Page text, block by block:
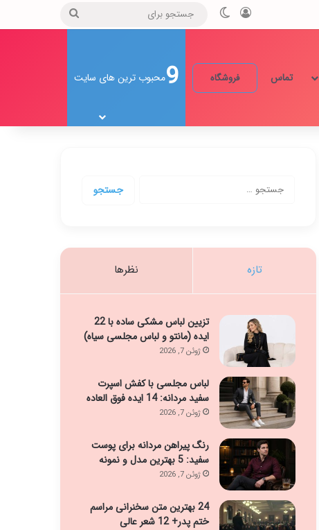
ورود تغییر پوسته
جستجو
تماس فروشگاه 9محبوب ترین های سایت
تازه نظرها
تزیین لباس مشکی ساده با 22
ایده (مانتو و لباس مجلسی سیاه)
ژوئن 7, 2026
لباس مجلسی با کفش اسپرت
سفید مردانه: 14 ایده فوق العاده
ژوئن 7, 2026
رنگ پیراهن مردانه برای پوست
سفید: 5 بهترین مدل و نمونه
ژوئن 7, 2026
24 بهترین متن سخنرانی مراسم
ختم پدر+ 12 شعر عالی